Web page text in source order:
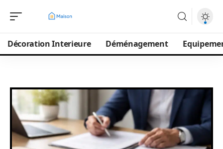
Décoration Interieure Déménagement